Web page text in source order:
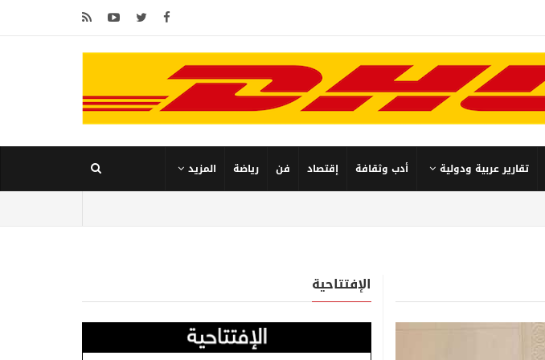
تقارير عربية ودولية أدب وثقافة إقتصاد فن رياضة المزيد
الإفتتاحية